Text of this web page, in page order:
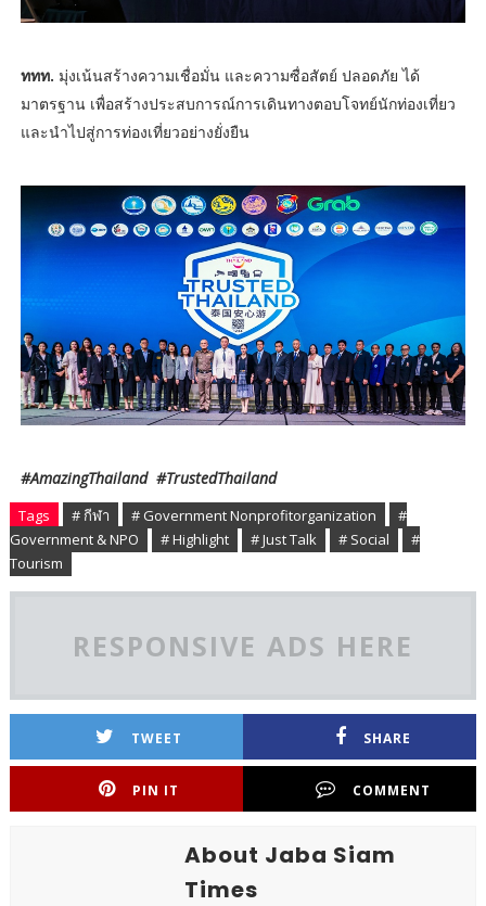
ททท. มุ่งเน้นสร้างความเชื่อมั่น และความซื่อสัตย์ ปลอดภัย ได้
มาตรฐาน เพื่อสร้างประสบการณ์การเดินทางตอบโจทย์นักท่องเที่ยว
และนำไปสู่การท่องเที่ยวอย่างยั่งยืน
#AmazingThailand #TrustedThailand
Tags # กีฬา # Government Nonprofitorganization
#
Government & NPO
# Highlight # Just Talk # Social
#
Tourism
RESPONSIVE ADS HERE
TWEET SHARE
PIN IT COMMENT
About Jaba Siam
Times